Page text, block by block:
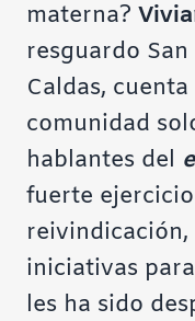
materna?
resguardo
Caldas, cuenta
comunidad
hablantes del
fuerte
reivindicación,
iniciativas para
les ha sido